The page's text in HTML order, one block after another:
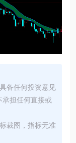
备任何投资意见
担任何直接或
裁图，指标无准